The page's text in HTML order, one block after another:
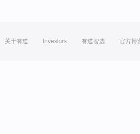
关于有道 Investors 有道智选 官方博